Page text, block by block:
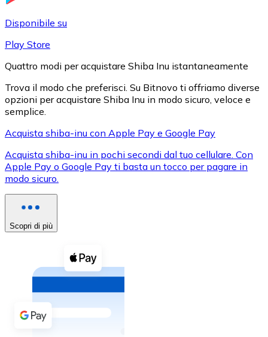
XRP
XRP
Vedi tutto
Buoni cripto
Acquista criptovalute in contanti e altri mezzi di
Acquista con contanti
Bonifico SEPA
Disponibile su
Play Store
Quattro modi per acquistare Shiba Inu istantaneamente
Trova il modo che preferisci. Su Bitnovo ti offriamo diverse
opzioni per acquistare Shiba Inu in modo sicuro, veloce e
semplice.
Acquista shiba-inu con Apple Pay e Google Pay
Acquista shiba-inu in pochi secondi dal tuo cellulare. Con
Apple Pay o Google Pay ti basta un tocco per pagare in
modo sicuro.
Scopri di più